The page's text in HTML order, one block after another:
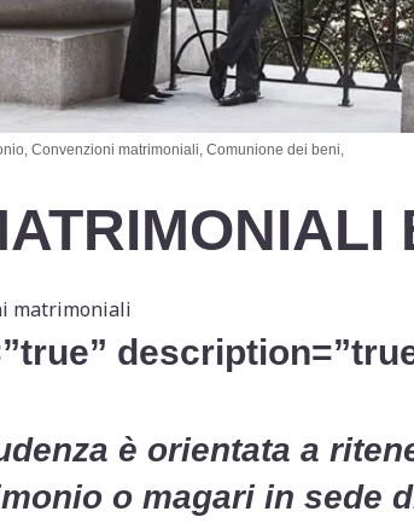
Convenzioni matrimoniali, Comunione dei beni,
matrimoniali
è orientata a
o magari in sede